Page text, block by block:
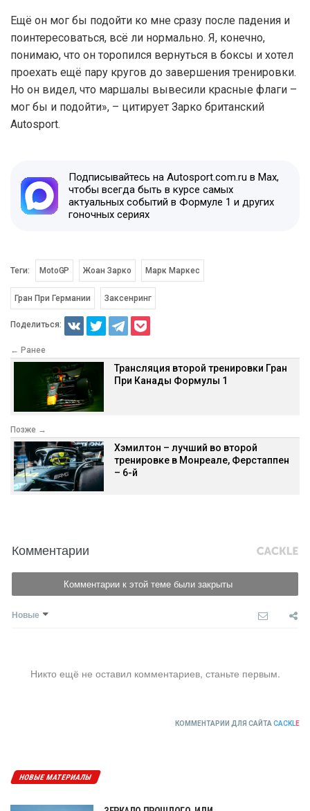
Ещё он мог бы подойти ко мне сразу после падения и
поинтересоваться, всё ли нормально. Я, конечно,
понимаю, что он торопился вернуться в боксы и хотел
проехать ещё пару кругов до завершения тренировки.
Но он видел, что маршалы вывесили красные флаги –
мог бы и подойти», – цитирует Зарко британский
Autosport.
Подписывайтесь на Autosport.com.ru в Max,
чтобы всегда быть в курсе самых
актуальных событий в Формуле 1 и других
гоночных сериях
Теги: MotoGP Жоан Зарко Марк Маркес
Гран При Германии Заксенринг
Поделиться:
← Ранее
Трансляция второй тренировки Гран
При Канады Формулы 1
Позже →
Хэмилтон – лучший во второй
тренировке в Монреале, Ферстаппен
– 6-й
Комментарии
Комментарии к этой теме были закрыты
Новые
Никто ещё не оставил комментариев, станьте первым.
КОММЕНТАРИИ ДЛЯ САЙТА CACKLE
НОВЫЕ МАТЕРИАЛЫ